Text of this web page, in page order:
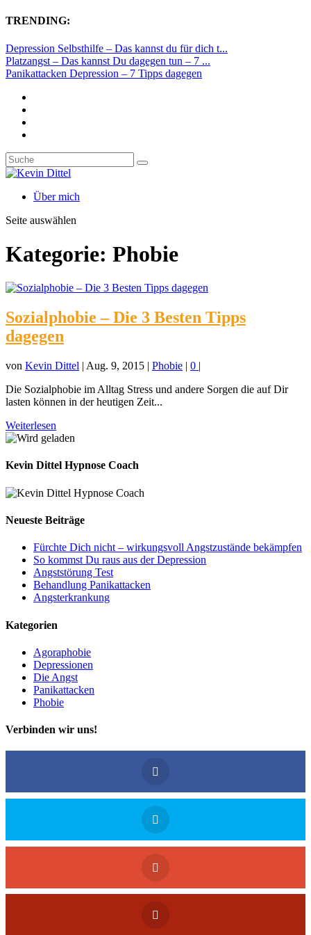
TRENDING:
Depression Selbsthilfe – Das kannst du für dich t...
Platzangst – Das kannst Du dagegen tun – 7 ...
Panikattacken Depression – 7 Tipps dagegen
Über mich
Seite auswählen
Kategorie: Phobie
Sozialphobie – Die 3 Besten Tipps
dagegen
von Kevin Dittel | Aug. 9, 2015 | Phobie | 0 |
Die Sozialphobie im Alltag Stress und andere Sorgen die auf Dir
lasten können in der heutigen Zeit...
Weiterlesen
Kevin Dittel Hypnose Coach
Neueste Beiträge
Fürchte Dich nicht – wirkungsvoll Angstzustände bekämpfen
So kommst Du raus aus der Depression
Angststörung Test
Behandlung Panikattacken
Angsterkrankung
Kategorien
Agoraphobie
Depressionen
Die Angst
Panikattacken
Phobie
Verbinden wir uns!